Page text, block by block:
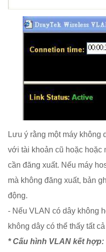
Lưu ý rằng một máy không
với tài khoản cũ hoặc hoặc
cần đăng xuất. Nếu máy
mà không đăng xuất, bản
động.
- Nếu VLAN có dây không
không dây có thể thấy tất
* Cấu hình VLAN kết hợp: